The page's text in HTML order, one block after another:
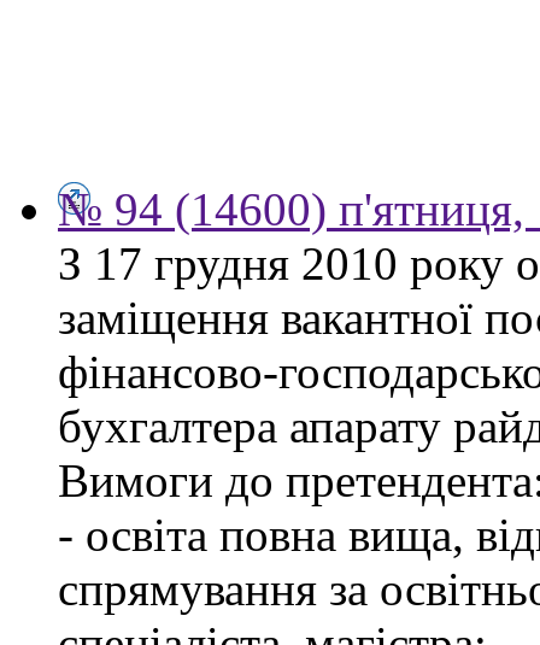
№ 94 (14600) п'ятниця,
З 17 грудня 2010 року
заміщення вакантної
фінансово-
бухгалтера апарату
Вимоги до
- освіта повна вища,
спрямування за